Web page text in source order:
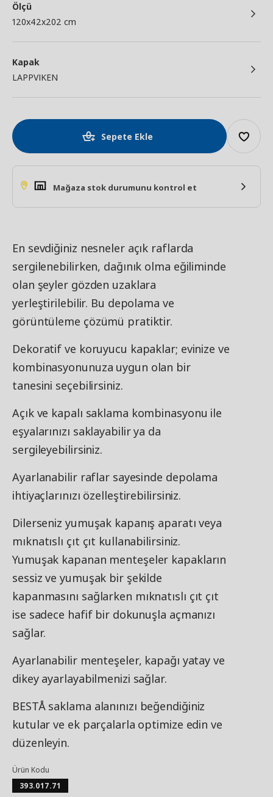
Ölçü
120x42x202 cm
Kapak
LAPPVIKEN
Sepete Ekle
Mağaza stok durumunu kontrol et
En sevdiğiniz nesneler açık raflarda
sergilenebilirken, dağınık olma eğiliminde
olan şeyler gözden uzaklara
yerleştirilebilir. Bu depolama ve
görüntüleme çözümü pratiktir.
Dekoratif ve koruyucu kapaklar; evinize ve
kombinasyonunuza uygun olan bir
tanesini seçebilirsiniz.
Açık ve kapalı saklama kombinasyonu ile
eşyalarınızı saklayabilir ya da
sergileyebilirsiniz.
Ayarlanabilir raflar sayesinde depolama
ihtiyaçlarınızı özelleştirebilirsiniz.
Dilerseniz yumuşak kapanış aparatı veya
mıknatıslı çıt çıt kullanabilirsiniz.
Yumuşak kapanan menteşeler kapakların
sessiz ve yumuşak bir şekilde
kapanmasını sağlarken mıknatıslı çıt çıt
ise sadece hafif bir dokunuşla açmanızı
sağlar.
Ayarlanabilir menteşeler, kapağı yatay ve
dikey ayarlayabilmenizi sağlar.
BESTÅ saklama alanınızı beğendiğiniz
kutular ve ek parçalarla optimize edin ve
düzenleyin.
Ürün Kodu
393.017.71